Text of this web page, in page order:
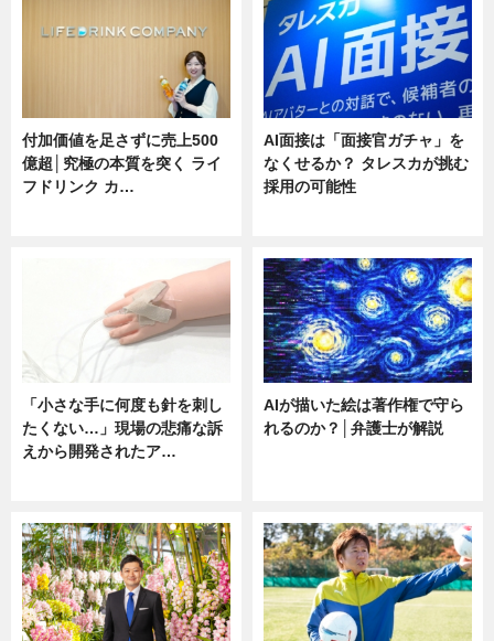
付加価値を足さずに売上500
億超│究極の本質を突く ライ
フドリンク カ…
AI面接は「面接官ガチャ」を
なくせるか？ タレスカが挑む
採用の可能性
「小さな手に何度も針を刺し
たくない…」現場の悲痛な訴
えから開発されたア…
AIが描いた絵は著作権で守ら
れるのか？│弁護士が解説